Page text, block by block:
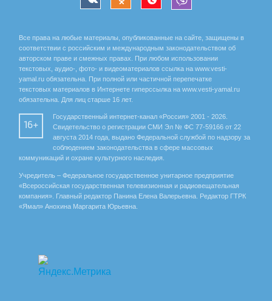
Все права на любые материалы, опубликованные на сайте, защищены в
соответствии с российским и международным законодательством об
авторском праве и смежных правах. При любом использовании
текстовых, аудио-, фото- и видеоматериалов ссылка на www.vesti-
yamal.ru обязательна. При полной или частичной перепечатке
текстовых материалов в Интернете гиперссылка на www.vesti-yamal.ru
обязательна. Для лиц старше 16 лет.
16+
Государственный интернет-канал «Россия» 2001 - 2026.
Свидетельство о регистрации СМИ Эл № ФС 77-59166 от 22
августа 2014 года, выдано Федеральной службой по надзору за
соблюдением законодательства в сфере массовых
коммуникаций и охране культурного наследия.
Учредитель – Федеральное государственное унитарное предприятие
«Всероссийская государственная телевизионная и радиовещательная
компания». Главный редактор Панина Елена Валерьевна. Редактор ГТРК
«Ямал» Анохина Маргарита Юрьевна.